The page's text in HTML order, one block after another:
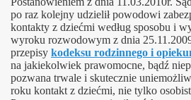
po raz kolejny udzielił powodowi
kontakty z dziećmi według sposobu i
wyroku rozwodowym z dnia
przepisy kodeksu rodzinnego i
na jakiekolwiek prawomocne, bądź
pozwana trwale i skutecznie
roku kontakt z dziećmi, nie tylko